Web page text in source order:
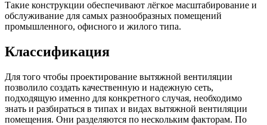
Такие конструкции обеспечивают лёгкое масштабирование и
обслуживание для самых разнообразных помещений
промышленного, офисного и жилого типа.
Классификация
Для того чтобы проектирование вытяжной вентиляции
позволило создать качественную и надежную сеть,
подходящую именно для конкретного случая, необходимо
знать и разбираться в типах и видах вытяжной вентиляции
помещения. Они разделяются по нескольким факторам. По